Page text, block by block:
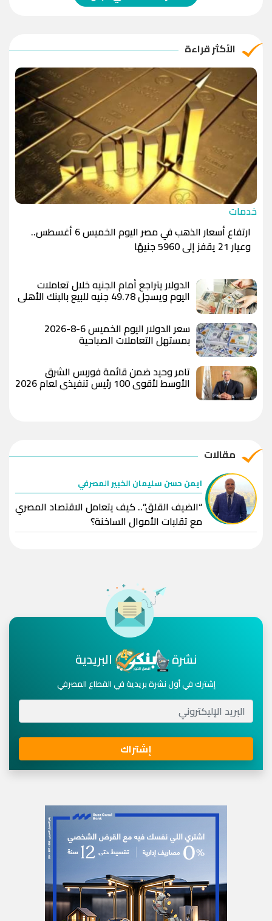
الريال القطري
الدينار الأردني
-1.0000
-1.0000
الأكثر قراءة
خدمات
ارتفاع أسعار الذهب في مصر اليوم الخميس 6 أغسطس..
وعيار 21 يقفز إلى 5960 جنيهًا
الدولار يتراجع أمام الجنيه خلال تعاملات
اليوم ويسجل 49.78 جنيه للبيع بالبنك الأهلي
المصري
سعر الدولار اليوم الخميس 6-8-2026
بمستهل التعاملات الصباحية
تامر وحيد ضمن قائمة فوربس الشرق
الأوسط لأقوى 100 رئيس تنفيذي لعام 2026
مقالات
ايمن حسن سليمان الخبير المصرفي
“الضيف القلق”.. كيف يتعامل الاقتصاد المصري
مع تقلبات الأموال الساخنة؟
نشرة البريدية
إشترك في أول نشرة بريدية في القطاع المصرفي